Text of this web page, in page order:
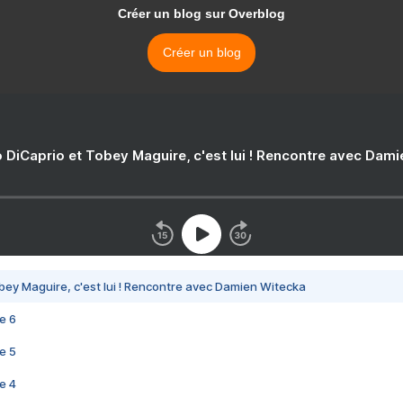
Créer un blog sur Overblog
Créer un blog
DiCaprio et Tobey Maguire, c'est lui ! Rencontre avec
Maguire, c'est lui ! Rencontre avec Damien Witecka
6
5
4